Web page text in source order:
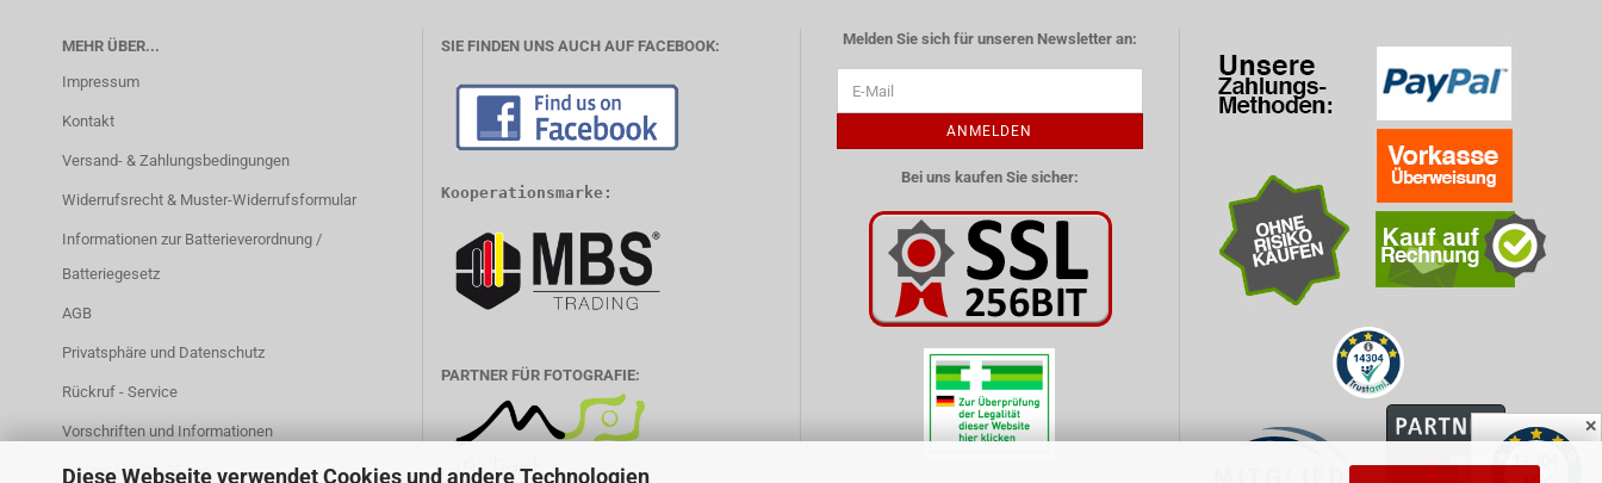
Diese Webseite verwendet Cookies und andere Technologien
✕
MEHR ÜBER...
Impressum
Kontakt
Versand- & Zahlungsbedingungen
Widerrufsrecht & Muster-Widerrufsformular
Informationen zur Batterieverordnung /
Batteriegesetz
AGB
Privatsphäre und Datenschutz
Rückruf - Service
Vorschriften und Informationen
Partner MBS-FIRE.com
SIE FINDEN UNS AUCH AUF FACEBOOK:
Kooperationsmarke:
PARTNER FÜR FOTOGRAFIE:
Melden Sie sich für unseren Newsletter an:
ANMELDEN
Bei uns kaufen Sie sicher: